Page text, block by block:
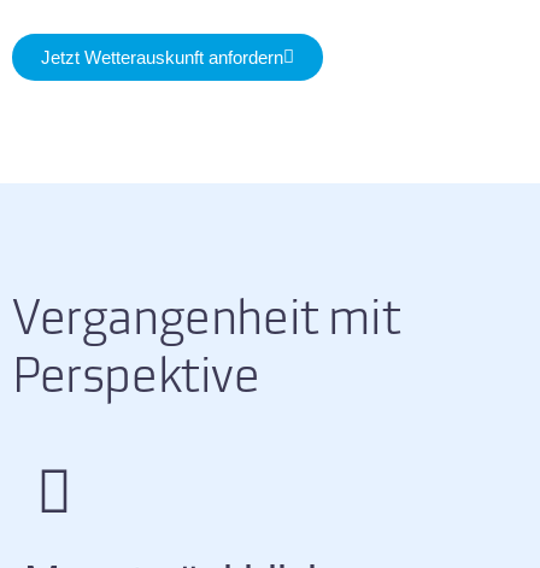
Jetzt Wetterauskunft anfordern
Vergangenheit mit
Perspektive